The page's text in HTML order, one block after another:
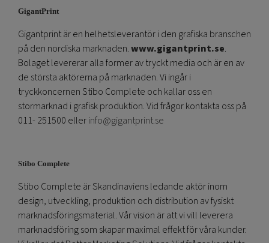
GigantPrint
Gigantprint är en helhetsleverantör i den grafiska branschen
på den nordiska marknaden.www.gigantprint.se.
Bolaget levererar alla former av tryckt media och är en av
de största aktörerna på marknaden. Vi ingår i
tryckkoncernen Stibo Complete och kallar oss en
stormarknad i grafisk produktion. Vid frågor kontakta oss på
011- 251500 ellerinfo@gigantprint.se
Stibo Complete
Stibo Complete är Skandinaviens ledande aktör inom
design, utveckling, produktion och distribution av fysiskt
marknadsföringsmaterial. Vår vision är att vi vill leverera
marknadsföring som skapar maximal effekt för våra kunder.